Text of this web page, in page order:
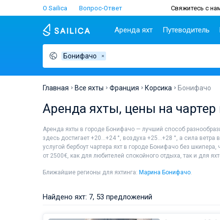
О Sailica Вопрос-Ответ Свяжитесь с
Аренда яхт
страны
Греция
Италия
Испания
Франция
Сейшелы
Британские Виргинские
острова
Багамы
Путеводитель
Дубровник
Сплит
Волос
Лаврион
Бонифачо
Главная Все яхты Франция Корсика Бонифачо
Аренда яхты, цены на
Аренда яхты в городе Бонифачо — лучший способ
здесь достигает +20...+24 °, воздуха +25...+28 °, а сила
услугой бербоут чартера яхт в городе Бонифачо без
от 2500€, как для любителей спокойного отдыха, так и для
Ближайшие регионы для яхтинга: Марина Бонифачо.
Найдено яхт: 7, 53 предложений